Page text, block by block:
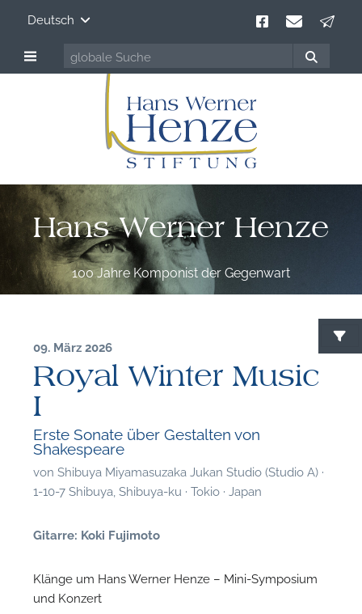
Deutsch
Hans Werner Henze
100 Jahre Komponist der Gegenwart
09. März 2026
Royal Winter Music
I
Erste Sonate über Gestalten von
Shakespeare
vonShibuya Miyamasuzaka Jukan Studio (Studio A) ·
1-10-7 Shibuya, Shibuya-ku · Tokio · Japan
Gitarre: Koki Fujimoto
Klänge um Hans Werner Henze – Mini-Symposium
und Konzert